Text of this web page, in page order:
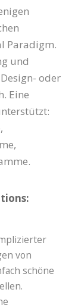
Paradigm.
und
oder
Eine
von
schöne